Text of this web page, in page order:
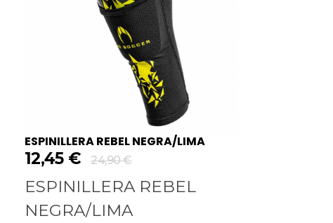
ESPINILLERA REBEL NEGRA/LIMA
12,45 € 24,90€
ESPINILLERA REBEL
NEGRA/LIMA